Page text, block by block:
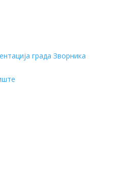
града Зворника